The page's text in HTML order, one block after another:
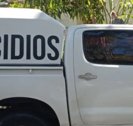
GENERÓ EXPLOSIÓN EN LOCAL COMERCIAL DE CHACAO